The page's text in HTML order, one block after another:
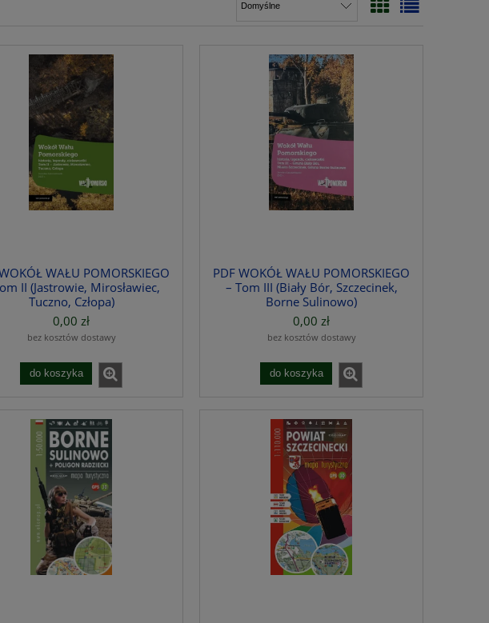
WAŁU POMORSKIEGO
II (Jastrowie, Mirosławiec,
Tuczno, Człopa)
0,00 zł
bez kosztów dostawy
do koszyka
PDF WOKÓŁ WAŁU POMORSKIEGO
– Tom III (Biały Bór, Szczecinek,
Borne Sulinowo)
0,00 zł
bez kosztów dostawy
do koszyka